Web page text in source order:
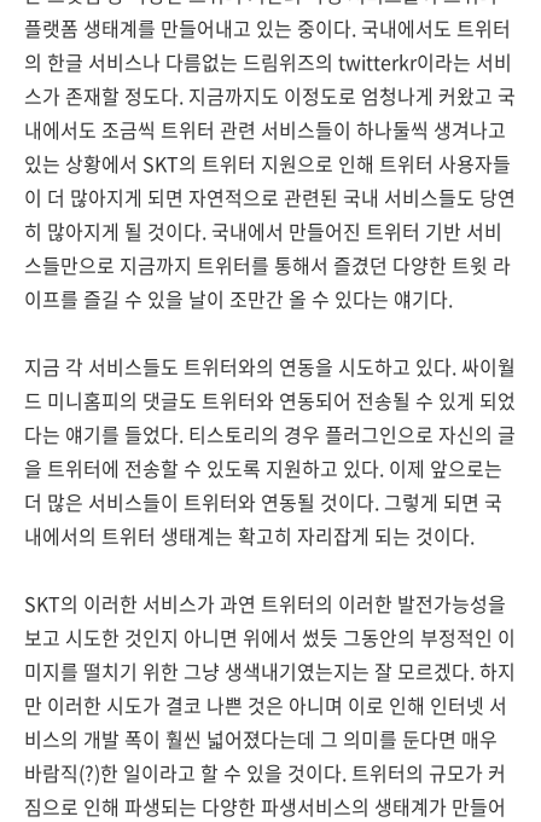
플랫폼 생태계를 만들어내고 있는 중이다. 국내에서도 트위터
의 한글 서비스나 다름없는 드림위즈의 twitterkr이라는 서비
스가 존재할 정도다. 지금까지도 이정도로 엄청나게 커왔고 국
내에서도 조금씩 트위터 관련 서비스들이 하나둘씩 생겨나고
있는 상황에서 SKT의 트위터 지원으로 인해 트위터 사용자들
이 더 많아지게 되면 자연적으로 관련된 국내 서비스들도 당연
히 많아지게 될 것이다. 국내에서 만들어진 트위터 기반 서비
스들만으로 지금까지 트위터를 통해서 즐겼던 다양한 트윗 라
이프를 즐길 수 있을 날이 조만간 올 수 있다는 얘기다.
지금 각 서비스들도 트위터와의 연동을 시도하고 있다. 싸이월
드 미니홈피의 댓글도 트위터와 연동되어 전송될 수 있게 되었
다는 얘기를 들었다. 티스토리의 경우 플러그인으로 자신의 글
을 트위터에 전송할 수 있도록 지원하고 있다. 이제 앞으로는
더 많은 서비스들이 트위터와 연동될 것이다. 그렇게 되면 국
내에서의 트위터 생태계는 확고히 자리잡게 되는 것이다.
SKT의 이러한 서비스가 과연 트위터의 이러한 발전가능성을
보고 시도한 것인지 아니면 위에서 썼듯 그동안의 부정적인 이
미지를 떨치기 위한 그냥 생색내기였는지는 잘 모르겠다. 하지
만 이러한 시도가 결코 나쁜 것은 아니며 이로 인해 인터넷 서
비스의 개발 폭이 훨씬 넓어졌다는데 그 의미를 둔다면 매우
바람직(?)한 일이라고 할 수 있을 것이다. 트위터의 규모가 커
짐으로 인해 파생되는 다양한 파생서비스의 생태계가 만들어